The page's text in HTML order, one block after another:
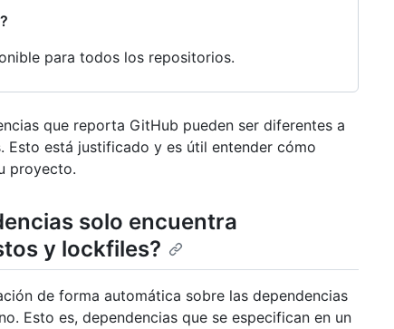
para todos los repositorios.
que reporta GitHub pueden ser diferentes a
Esto está justificado y es útil entender cómo
proyecto.
solo encuentra
y lockfiles?
de forma automática sobre las dependencias
Esto es, dependencias que se especifican en un